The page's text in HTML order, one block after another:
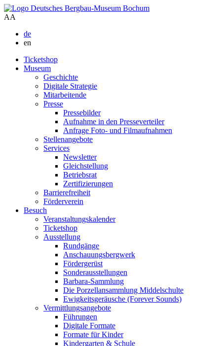
AA
de
en
Ticketshop
Museum
Geschichte
Digitale Strategie
Mitarbeitende
Presse
Pressebilder
Aufnahme in den Presseverteiler
Anfrage Foto- und Filmaufnahmen
Stellenangebote
Services
Newsletter
Gleichstellung
Betriebsrat
Zertifizierungen
Barrierefreiheit
Förderverein
Besuch
Veranstaltungskalender
Ticketshop
Ausstellung
Rundgänge
Anschauungsbergwerk
Fördergerüst
Sonderausstellungen
Barbara-Sammlung
Die Porzellansammlung Middelschulte
Ewigkeitsgeräusche (Forever Sounds)
Vermittlungsangebote
Führungen
Digitale Formate
Formate für Kinder
Kindergarten & Schule